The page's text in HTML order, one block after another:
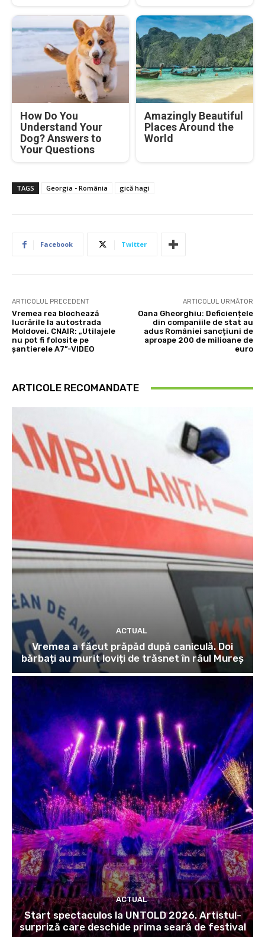
How Do You
Understand Your
Dog? Answers to
Your Questions
Amazingly Beautiful
Places Around the
World
TAGS Georgia - România gică hagi
Facebook Twitter
ARTICOLUL PRECEDENT
Vremea rea blochează
lucrările la autostrada
Moldovei. CNAIR: „Utilajele
nu pot fi folosite pe
șantierele A7”-VIDEO
ARTICOLUL URMĂTOR
Oana Gheorghiu: Deficiențele
din companiile de stat au
adus României sancțiuni de
aproape 200 de milioane de
euro
ARTICOLE RECOMANDATE
ACTUAL
Vremea a făcut prăpăd după caniculă. Doi
bărbați au murit loviți de trăsnet în râul Mureș
ACTUAL
Start spectaculos la UNTOLD 2026. Artistul-
surpriză care deschide prima seară de festival